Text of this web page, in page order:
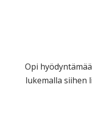
Opi
lukemalla siihen